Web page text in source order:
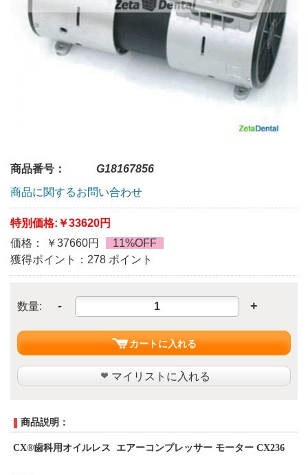
商品番号：
G18167856
商品に関するお問い合わせ
特別価格: ￥33620円
価格： ￥37660円
11%OFF
獲得ポイント：278 ポイント
数量: - +
カートに入れる
マイリストに入れる
商品説明：
CX®歯科用オイルレス エアーコンプレッサー モーター CX236